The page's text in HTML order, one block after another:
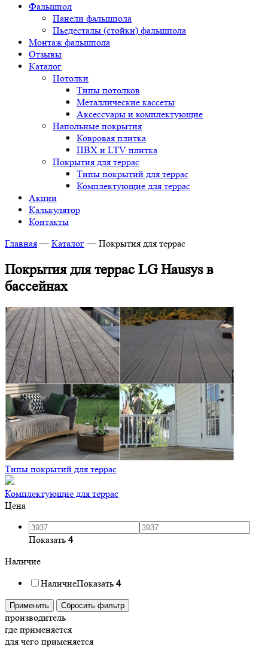
Фальшпол
Панели фальшпола
Пьедесталы (стойки) фальшпола
Монтаж фальшпола
Отзывы
Каталог
Потолки
Типы потолков
Металлические кассеты
Аксессуары и комплектующие
Напольные покрытия
Ковровая плитка
ПВХ и LTV плитка
Покрытия для террас
Типы покрытий для террас
Комплектующие для террас
Акции
Калькулятор
Контакты
Главная — Каталог — Покрытия для террас
Покрытия для террас LG Hausys в
бассейнах
Типы покрытий для террас
Комплектующие для террас
Цена
Показать 4
Наличие
НаличиеПоказать 4
Применить Сбросить фильтр
производитель
где применяется
для чего применяется